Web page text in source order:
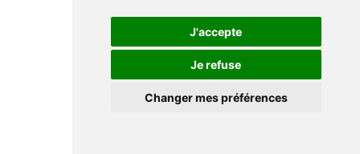
J'accepte
Je refuse
Changer mes préférences